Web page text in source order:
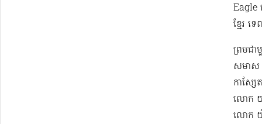
Eagle
ខ្មែរ​ ទ
ព្រមជា
សមាស
កាស្ស
លោក
លោក